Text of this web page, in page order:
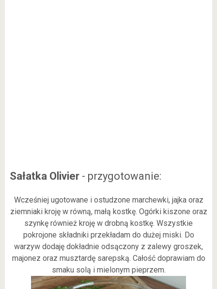
Sałatka Olivier - przygotowanie:
Wcześniej ugotowane i ostudzone marchewki, jajka oraz
ziemniaki kroję w równą, małą kostkę. Ogórki kiszone oraz
szynkę również kroję w drobną kostkę. Wszystkie
pokrojone składniki przekładam do dużej miski. Do
warzyw dodaję dokładnie odsączony z zalewy groszek,
majonez oraz musztardę sarepską. Całość doprawiam do
smaku solą i mielonym pieprzem.